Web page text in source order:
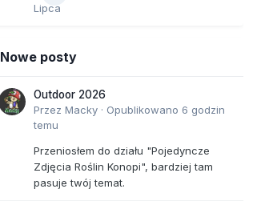
Lipca
Nowe posty
Outdoor 2026
Przez Macky · Opublikowano 6 godzin
temu
Przeniosłem do działu "Pojedyncze
Zdjęcia Roślin Konopi", bardziej tam
pasuje twój temat.